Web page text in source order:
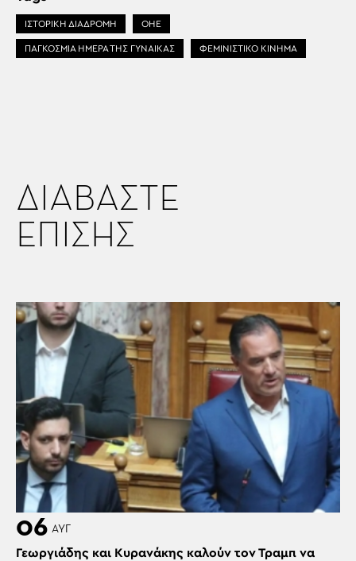
ΙΣΤΟΡΙΚΗ ΔΙΑΔΡΟΜΗ ΟΗΕ
ΠΑΓΚΟΣΜΙΑ ΗΜΕΡΑ ΤΗΣ ΓΥΝΑΙΚΑΣ ΦΕΜΙΝΙΣΤΙΚΟ ΚΙΝΗΜΑ
ΔΙΑΒΑΣΤΕ
ΕΠΙΣΗΣ
06 ΑΥΓ
Γεωργιάδης και Κυρανάκης καλούν τον Τραμπ να